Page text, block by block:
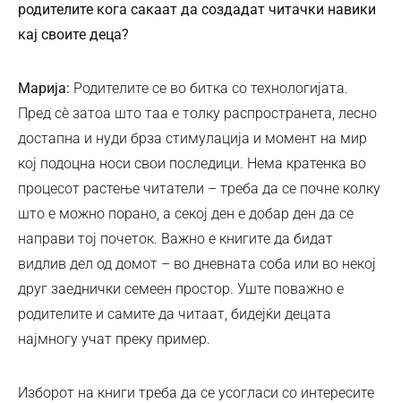
родителите кога сакаат да создадат читачки навики
кај своите деца?
Марија: Родителите се во битка со технологијата.
Пред сѐ затоа што таа е толку распространета, лесно
достапна и нуди брза стимулација и момент на мир
кој подоцна носи свои последици. Нема кратенка во
процесот растење читатели – треба да се почне колку
што е можно порано, а секој ден е добар ден да се
направи тој почеток. Важно е книгите да бидат
видлив дел од домот – во дневната соба или во некој
друг заеднички семеен простор. Уште поважно е
родителите и самите да читаат, бидејќи децата
најмногу учат преку пример.
Изборот на книги треба да се усогласи со интересите